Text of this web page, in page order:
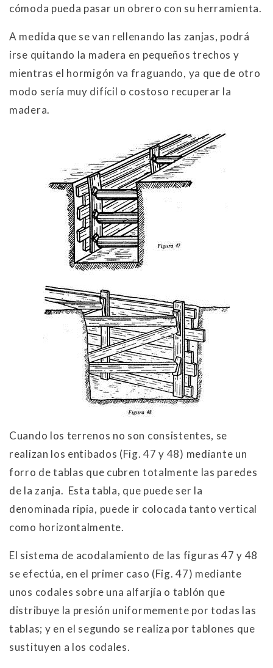
cómoda pueda pasar un obrero con su herramienta.
A medida que se van rellenando las zanjas, podrá
irse quitando la madera en pequeños trechos y
mientras el hormigón va fraguando, ya que de otro
modo sería muy difícil o costoso recuperar la
madera.
Cuando los terrenos no son consistentes, se
realizan los entibados (Fig. 47 y 48) mediante un
forro de tablas que cubren totalmente las paredes
de la zanja. Esta tabla, que puede ser la
denominada ripia, puede ir colocada tanto vertical
como horizontalmente.
El sistema de acodalamiento de las figuras 47 y 48
se efectúa, en el primer caso (Fig. 47) mediante
unos codales sobre una alfarjía o tablón que
distribuye la presión uniformemente por todas las
tablas; y en el segundo se realiza por tablones que
sustituyen a los codales.